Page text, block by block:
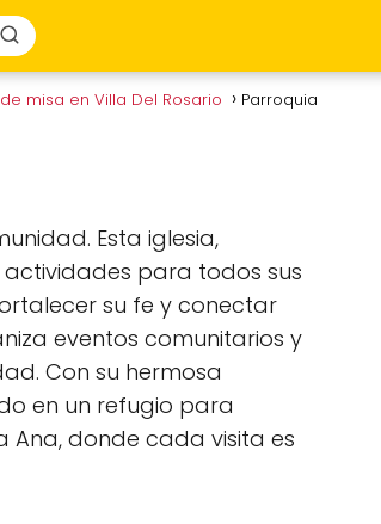
misa en Villa Del Rosario
Parroquia
Esta iglesia,
para todos sus
su fe y conectar
eventos comunitarios y
Con su hermosa
en un refugio para
Ana, donde cada visita es